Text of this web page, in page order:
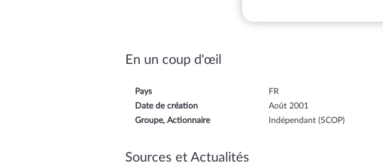
En un coup d'œil
Pays
FR
Date de création
Août 2001
Groupe, Actionnaire
Indépendant (SCOP)
Sources et Actualités